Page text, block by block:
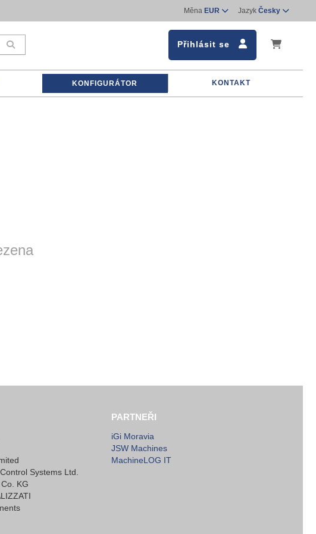
Měna EUR Jazyk Česky
Přihlásit se
KONFIGURÁTOR KONTAKT
Systems Ltd.
KG
PARTNEŘI
iGi Moravia
JSW Machines
MachineLOG IT